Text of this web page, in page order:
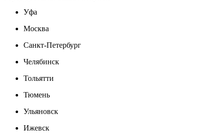
Уфа
Москва
Санкт-Петербург
Челябинск
Тольятти
Тюмень
Ульяновск
Ижевск